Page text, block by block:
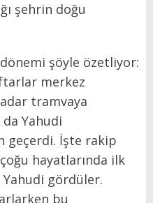
şehrin doğu
şöyle özetliyor:
merkez
tramvaya
Yahudi
geçerdi. İşte rakip
hayatlarında ilk
gördüler.
bu